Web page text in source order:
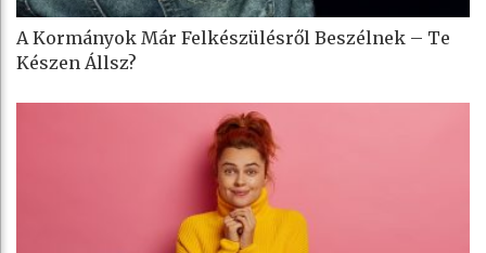
A Kormányok Már Felkészülésről Beszélnek – Te
Készen Állsz?